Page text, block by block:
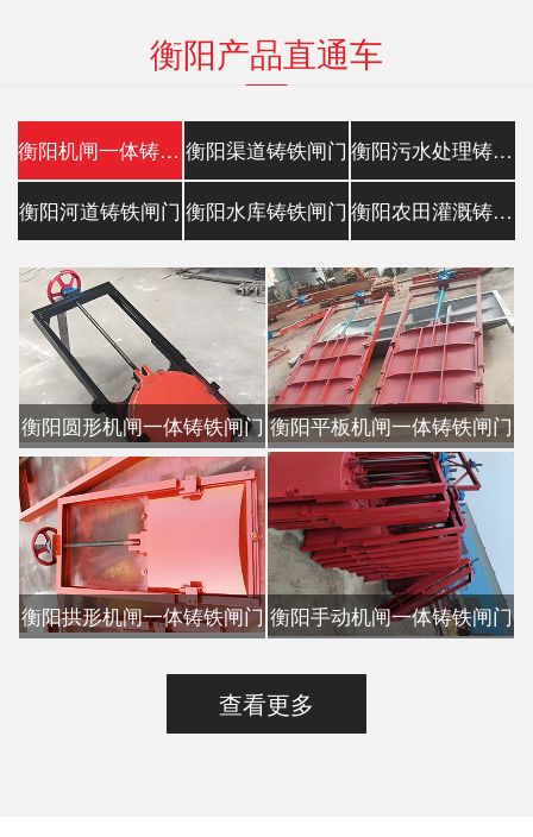
衡阳产品直通车
衡阳机闸一体铸铁闸门 衡阳渠道铸铁闸门 衡阳污水处理铸铁镶铜闸门
衡阳河道铸铁闸门 衡阳水库铸铁闸门 衡阳农田灌溉铸铁闸门
衡阳圆形机闸一体铸铁闸门 衡阳平板机闸一体铸铁闸门
衡阳拱形机闸一体铸铁闸门 衡阳手动机闸一体铸铁闸门
查看更多